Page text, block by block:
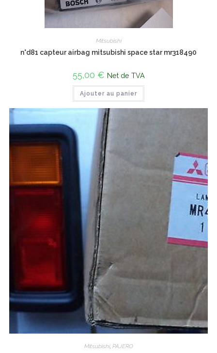
Mitsubishi
n°d81 capteur airbag mitsubishi space star mr318490
55,00 € Net de TVA
Ajouter au panier
Mitsubishi, PAJERO